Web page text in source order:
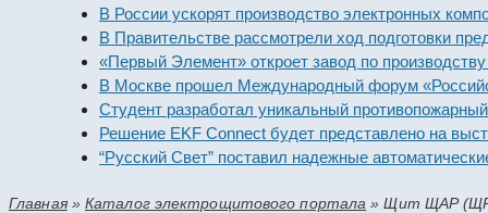
В России ускорят производство электронных
В Правительстве рассмотрели ход подготовки
«Первый Элемент» откроет завод по производству
В Москве прошел Международный форум «Российская
Студент разработал уникальный противопожарный
Решение EKF Connect будет представлено на
“Русский Свет” поставил надежные автоматические
Главная»Каталог электрощитового портала »Щит ЩАР